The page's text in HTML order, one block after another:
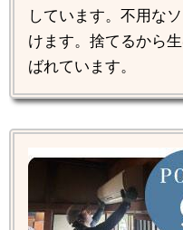
しています。不用な
けます。捨てるから
ばれています。